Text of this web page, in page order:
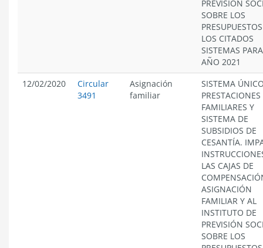
PREVISIÓN
SOBRE LOS
LOS CITADOS
SISTEMAS
AÑO 2021
12/02/2020
Circular
3491
Asignación
familiar
SISTEMA
PRESTACIONES
FAMILIARES Y
SISTEMA DE
SUBSIDIOS DE
CESANTÍA.
LAS CAJAS DE
ASIGNACIÓN
FAMILIAR Y AL
INSTITUTO DE
PREVISIÓN
SOBRE LOS